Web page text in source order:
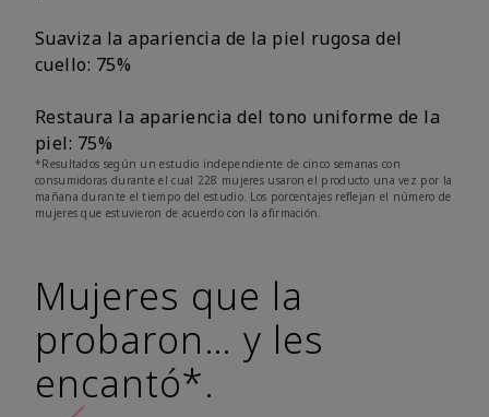
Suaviza la apariencia de la piel rugosa del
cuello: 75%
Restaura la apariencia del tono uniforme de la
piel: 75%
*Resultados según un estudio independiente de cinco semanas con
consumidoras durante el cual 228 mujeres usaron el producto una vez por la
mañana durante el tiempo del estudio. Los porcentajes reflejan el número de
mujeres que estuvieron de acuerdo con la afirmación.
Mujeres que la
probaron… y les
encantó*.